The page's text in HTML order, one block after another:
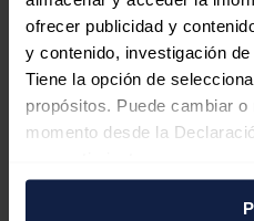
ofrecer publicidad y
y contenido, investigación
Tiene la opción de
propósitos. Puede cambiar
momento desde la
Si lo permite, también
El petróleo
ante la
sobre Ormuz
Redacción04/08/2026